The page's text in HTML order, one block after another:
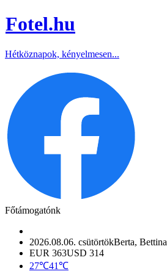
Fotel.hu
Hétköznapok, kényelmesen...
Főtámogatónk
2026.08.06. csütörtökBerta, Bettina
EUR 363USD 314
27℃41℃